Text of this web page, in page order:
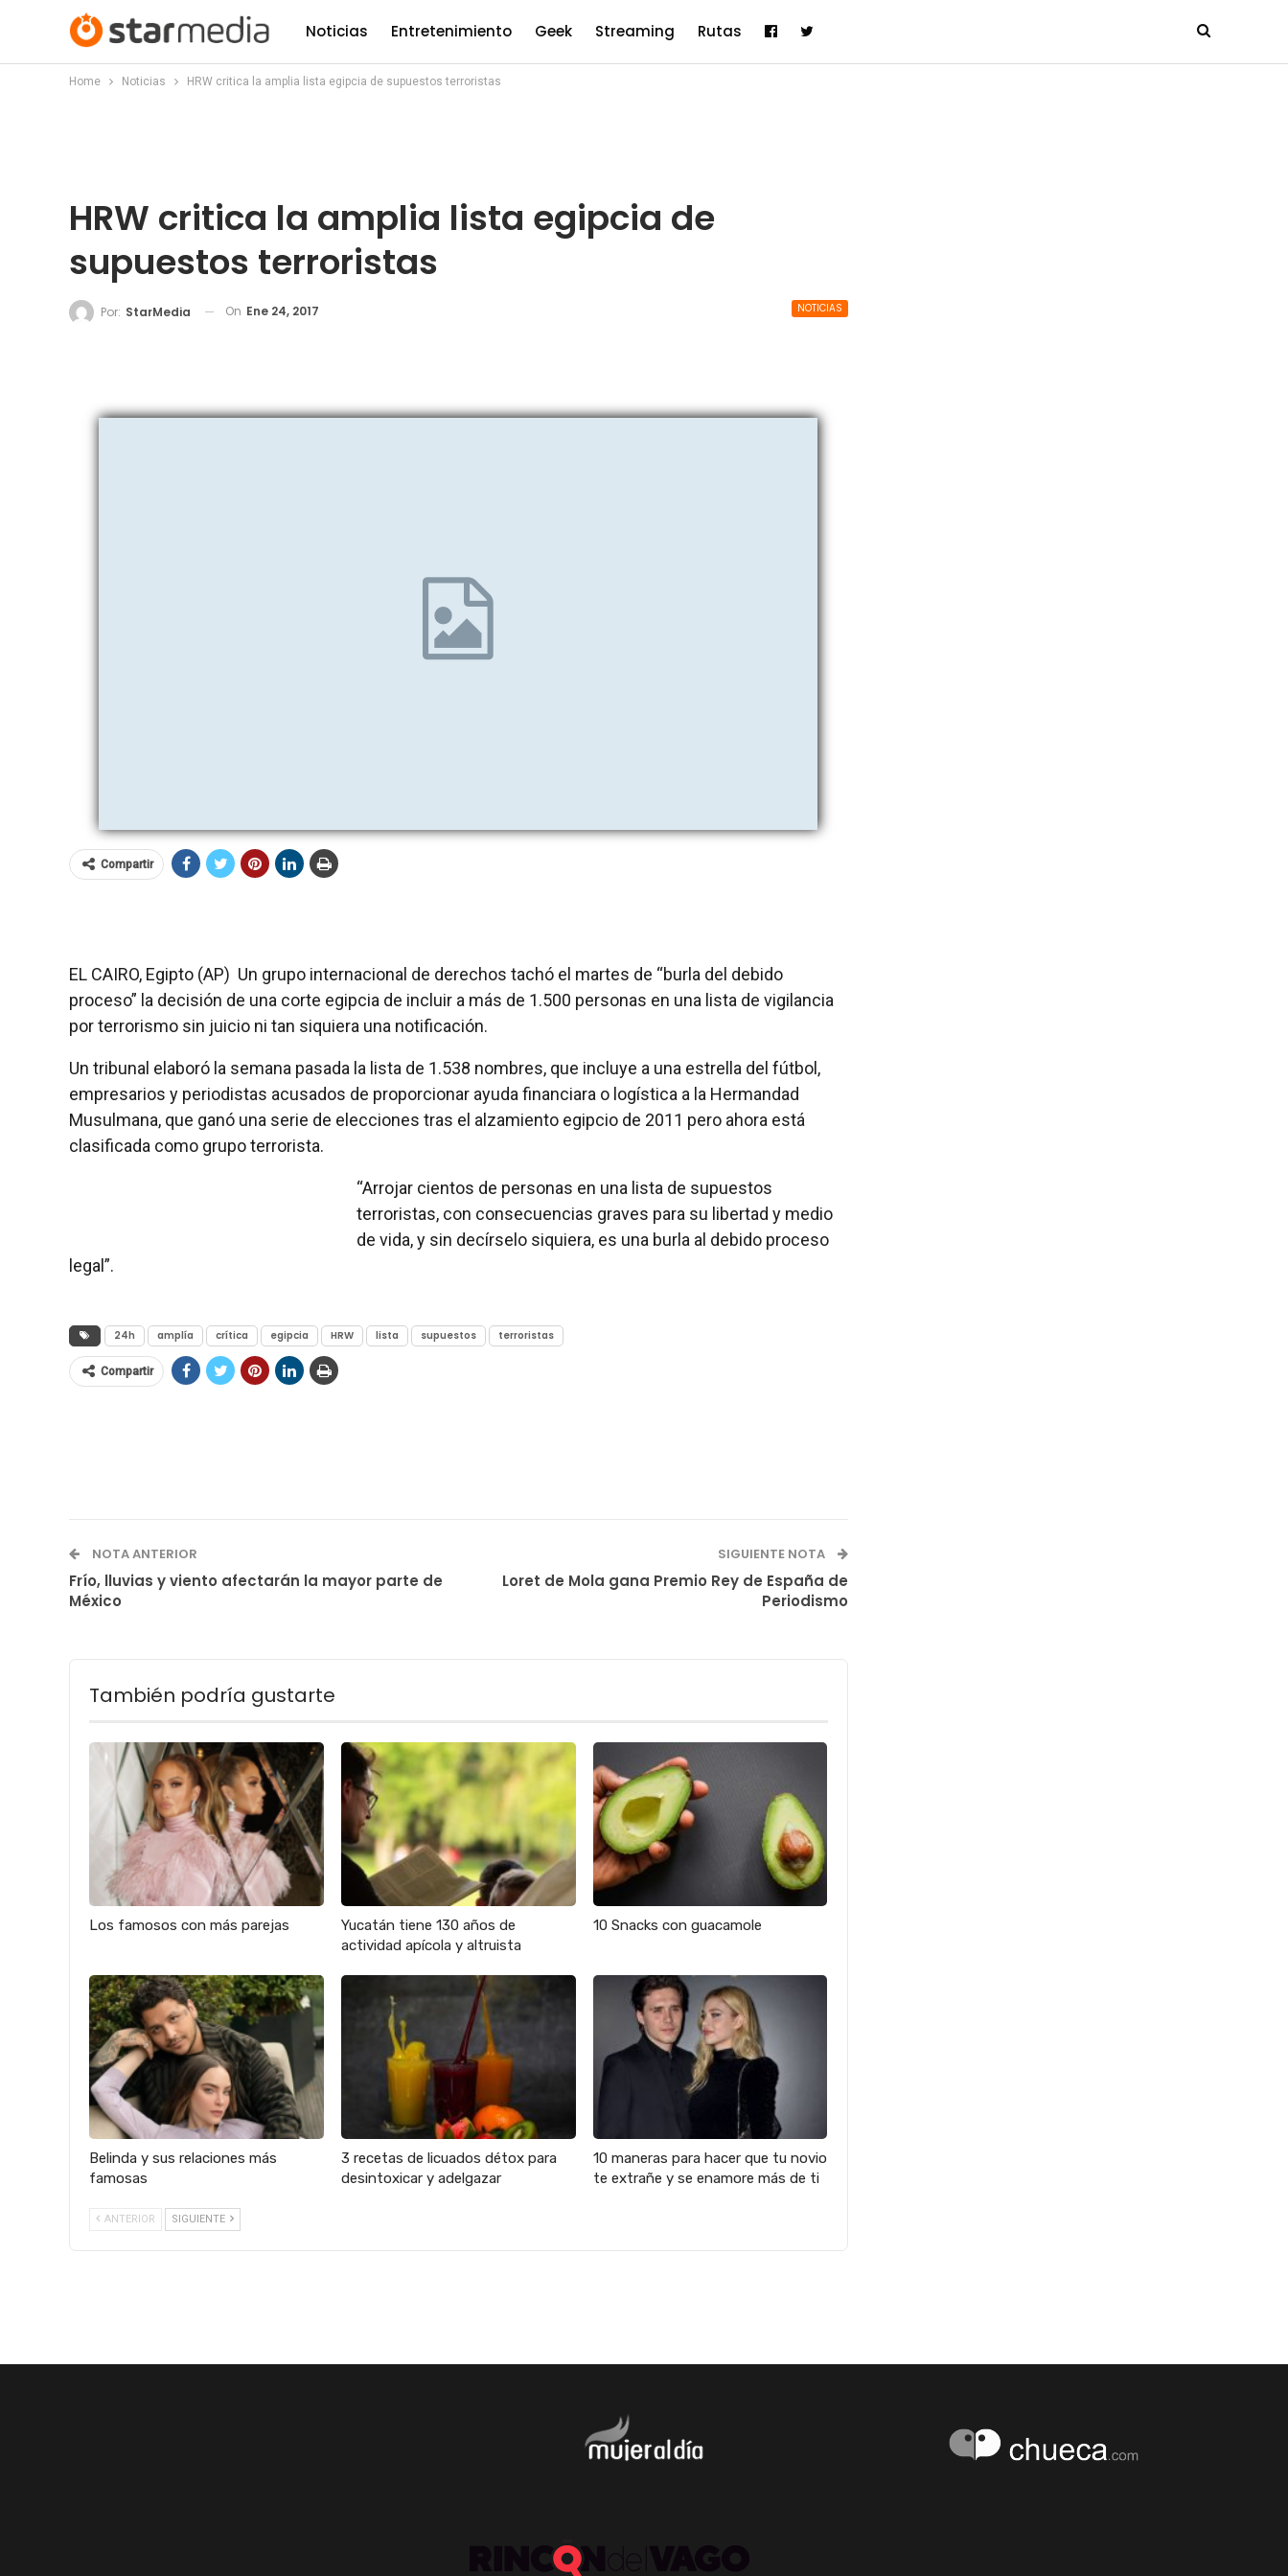
Noticias Entretenimiento Geek Streaming Rutas
Home Noticias HRW critica la amplia lista egipcia de supuestos terroristas
HRW critica la amplia lista egipcia de
supuestos terroristas
NOTICIAS
Por: StarMedia On Ene 24, 2017
Compartir
EL CAIRO, Egipto (AP)  Un grupo internacional de derechos tachó el martes de “burla del debido
proceso” la decisión de una corte egipcia de incluir a más de 1.500 personas en una lista de vigilancia
por terrorismo sin juicio ni tan siquiera una notificación.
Un tribunal elaboró la semana pasada la lista de 1.538 nombres, que incluye a una estrella del fútbol,
empresarios y periodistas acusados de proporcionar ayuda financiara o logística a la Hermandad
Musulmana, que ganó una serie de elecciones tras el alzamiento egipcio de 2011 pero ahora está
clasificada como grupo terrorista.
“Arrojar cientos de personas en una lista de supuestos
terroristas, con consecuencias graves para su libertad y medio
de vida, y sin decírselo siquiera, es una burla al debido proceso
legal”.
24h amplía crítica egipcia HRW lista supuestos terroristas
Compartir
NOTA ANTERIOR
Frío, lluvias y viento afectarán la mayor parte de
México
SIGUIENTE NOTA
Loret de Mola gana Premio Rey de España de
Periodismo
También podría gustarte
Los famosos con más parejas
Yucatán tiene 130 años de
actividad apícola y altruista
10 Snacks con guacamole
Belinda y sus relaciones más
famosas
3 recetas de licuados détox para
desintoxicar y adelgazar
10 maneras para hacer que tu novio
te extrañe y se enamore más de ti
ANTERIOR SIGUIENTE